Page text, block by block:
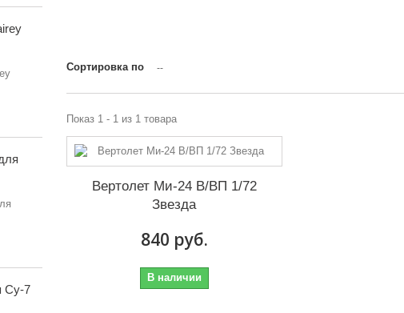
Су-7
Сортировка по --
Показ 1 - 1 из 1 товара
Вертолет Ми-24 В/ВП 1/72
Звезда
840 руб.
В наличии